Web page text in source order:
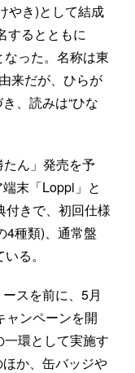
やき)として結成
するとともに
なった。名称は東
来だが、ひらが
、読みは“ひな
ん」発売を予
末「Loppi」と
付きで、初回仕様
4種類)、通常盤
る。
スを前に、5月
ャンペーンを開
環として実施す
か、缶バッジや